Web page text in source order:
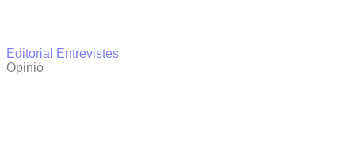
Editorial
Entrevistes
Opinió